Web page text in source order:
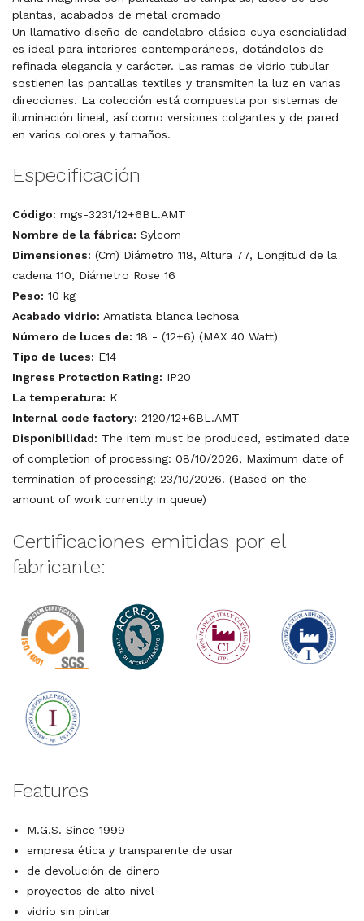
plantas, acabados de metal cromado
Un llamativo diseño de candelabro clásico cuya esencialidad
es ideal para interiores contemporáneos, dotándolos de
refinada elegancia y carácter. Las ramas de vidrio tubular
sostienen las pantallas textiles y transmiten la luz en varias
direcciones. La colección está compuesta por sistemas de
iluminación lineal, así como versiones colgantes y de pared
en varios colores y tamaños.
Especificación
Código: mgs-3231/12+6BL.AMT
Nombre de la fábrica: Sylcom
Dimensiones: (Cm) Diámetro 118, Altura 77, Longitud de la
cadena 110, Diámetro Rose 16
Peso: 10 kg
Acabado vidrio: Amatista blanca lechosa
Número de luces de: 18 - (12+6) (MAX 40 Watt)
Tipo de luces: E14
Ingress Protection Rating: IP20
La temperatura: K
Internal code factory: 2120/12+6BL.AMT
Disponibilidad: The item must be produced, estimated date
of completion of processing: 08/10/2026, Maximum date of
termination of processing: 23/10/2026. (Based on the
amount of work currently in queue)
Certificaciones emitidas por el
fabricante:
Features
M.G.S. Since 1999
empresa ética y transparente de usar
de devolución de dinero
proyectos de alto nivel
vidrio sin pintar